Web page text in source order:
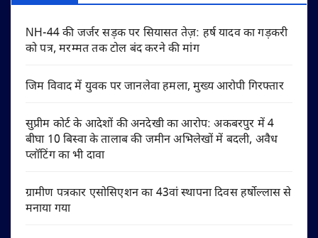
NH-44 की जर्जर सड़क पर सियासत तेज़: हर्ष यादव का गड़करी
को पत्र, मरम्मत तक टोल बंद करने की मांग
जिम विवाद में युवक पर जानलेवा हमला, मुख्य आरोपी गिरफ्तार
सुप्रीम कोर्ट के आदेशों की अनदेखी का आरोप: अकबरपुर में 4
बीघा 10 बिस्वा के तालाब की जमीन अभिलेखों में बदली, अवैध
प्लॉटिंग का भी दावा
ग्रामीण पत्रकार एसोसिएशन का 43वां स्थापना दिवस हर्षोल्लास से
मनाया गया